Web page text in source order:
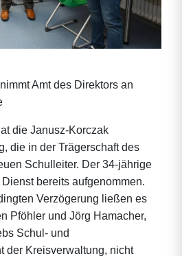
Amt des Direktors an
die Janusz-Korczak
die in der Trägerschaft des
Schulleiter. Der 34-jährige
bereits aufgenommen.
Verzögerung ließen es
Pföhler und Jörg Hamacher,
Schul- und
der Kreisverwaltung, nicht